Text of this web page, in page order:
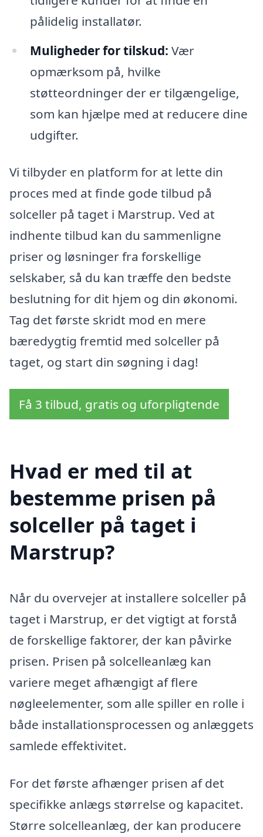
pålidelig installatør.
Muligheder for tilskud: Vær
opmærksom på, hvilke
støtteordninger der er tilgængelige,
som kan hjælpe med at reducere dine
udgifter.
Vi tilbyder en platform for at lette din
proces med at finde gode tilbud på
solceller på taget i Marstrup. Ved at
indhente tilbud kan du sammenligne
priser og løsninger fra forskellige
selskaber, så du kan træffe den bedste
beslutning for dit hjem og din økonomi.
Tag det første skridt mod en mere
bæredygtig fremtid med solceller på
taget, og start din søgning i dag!
Få 3 tilbud, gratis og uforpligtende
Hvad er med til at
bestemme prisen på
solceller på taget i
Marstrup?
Når du overvejer at installere solceller på
taget i Marstrup, er det vigtigt at forstå
de forskellige faktorer, der kan påvirke
prisen. Prisen på solcelleanlæg kan
variere meget afhængigt af flere
nøgleelementer, som alle spiller en rolle i
både installationsprocessen og anlæggets
samlede effektivitet.
For det første afhænger prisen af det
specifikke anlægs størrelse og kapacitet.
Større solcelleanlæg, der kan producere